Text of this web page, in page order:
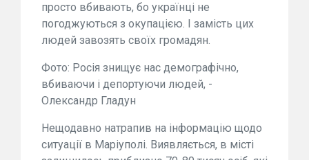
просто вбивають, бо українці не
погоджуються з окупацією. І замість цих
людей завозять своїх громадян.
Фото: Росія знищує нас демографічно,
вбиваючи і депортуючи людей, -
Олександр Гладун
Нещодавно натрапив на інформацію щодо
ситуації в Маріуполі. Виявляється, в місті